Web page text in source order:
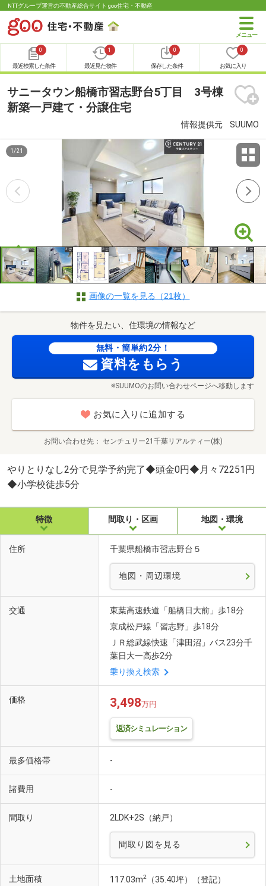
NTTグループ運営の不動産総合サイト goo住宅・不動産
0
最近検索した条件
1
最近見た物件
0
保存した条件
0
お気に入り
サニータウン船橋市習志野台5丁目 3号棟
新築一戸建て・分譲住宅
情報提供元 SUUMO
1 /21
画像の一覧を見る（21枚）
物件を見たい、住環境の情報など
無料・簡単約2分！
資料をもらう
※SUUMOのお問い合わせページへ移動します
お気に入りに追加する
お問い合わせ先 センチュリー21千葉リアルティー(株)
やりとりなし2分で見学予約完了◆頭金0円◆月々72251円
◆小学校徒歩5分
特徴 間取り・区画 地図・環境
住所 千葉県船橋市習志野台５
地図・周辺環境
交通
東葉高速鉄道「船橋日大前」歩18分
京成松戸線「習志野」歩18分
ＪＲ総武線快速「津田沼」バス23分千
葉日大一高歩2分
乗り換え検索
価格 3,498万円
返済シミュレーション
最多価格帯 -
諸費用 -
間取り 2LDK+2S（納戸）
間取り図を見る
土地面積 117.03m2 （35.40坪）（登記）